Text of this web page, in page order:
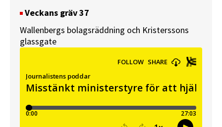
Veckans gräv 37
Wallenbergs bolagsräddning och Kristerssons
glassgate